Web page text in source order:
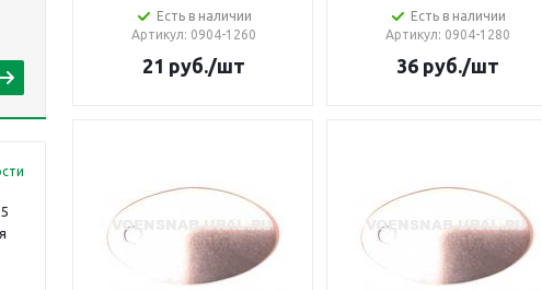
Есть в наличии
Артикул: 0904-1260
21 руб./шт
Есть в наличии
Артикул: 0904-1280
36руб./шт